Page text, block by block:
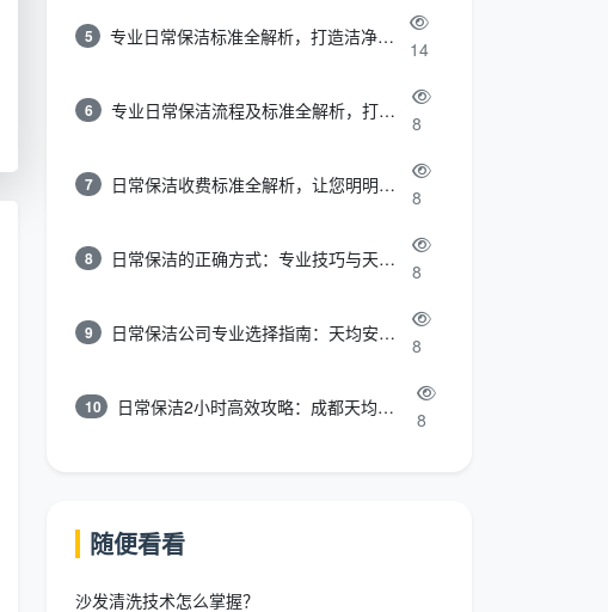
5 专业日常保洁标准全解析，打造洁净舒适生活空间
14
6 专业日常保洁流程及标准全解析，打造洁净舒适环境
8
7 日常保洁收费标准全解析，让您明明白白消费
8
8 日常保洁的正确方式：专业技巧与天均安洁保洁服务全解析
8
9 日常保洁公司专业选择指南：天均安洁保洁服务全解析
8
10 日常保洁2小时高效攻略：成都天均安洁保洁专业时间管理方案
8
随便看看
沙发清洗技术怎么掌握？